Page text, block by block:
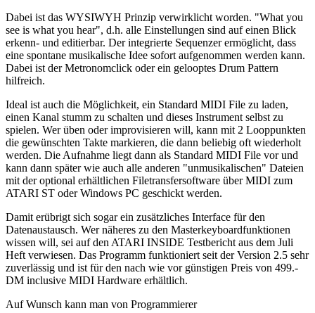
Dabei ist das WYSIWYH Prinzip verwirklicht worden. "What you
see is what you hear", d.h. alle Einstellungen sind auf einen Blick
erkenn- und editierbar. Der integrierte Sequenzer ermöglicht, dass
eine spontane musikalische Idee sofort aufgenommen werden kann.
Dabei ist der Metronomclick oder ein gelooptes Drum Pattern
hilfreich.
Ideal ist auch die Möglichkeit, ein Standard MIDI File zu laden,
einen Kanal stumm zu schalten und dieses Instrument selbst zu
spielen. Wer üben oder improvisieren will, kann mit 2 Looppunkten
die gewünschten Takte markieren, die dann beliebig oft wiederholt
werden. Die Aufnahme liegt dann als Standard MIDI File vor und
kann dann später wie auch alle anderen "unmusikalischen" Dateien
mit der optional erhältlichen Filetransfersoftware über MIDI zum
ATARI ST oder Windows PC geschickt werden.
Damit erübrigt sich sogar ein zusätzliches Interface für den
Datenaustausch. Wer näheres zu den Masterkeyboardfunktionen
wissen will, sei auf den ATARI INSIDE Testbericht aus dem Juli
Heft verwiesen. Das Programm funktioniert seit der Version 2.5 sehr
zuverlässig und ist für den nach wie vor günstigen Preis von 499.-
DM inclusive MIDI Hardware erhältlich.
Auf Wunsch kann man von Programmierer